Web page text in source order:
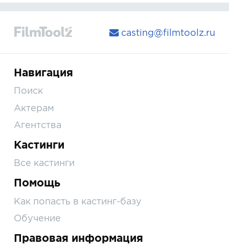
casting@filmtoolz.ru
Навигация
Поиск
Актерам
Агентства
Кастинги
Все кастинги
Помощь
Как попасть в кастинг-базу
Обучение
Правовая информация